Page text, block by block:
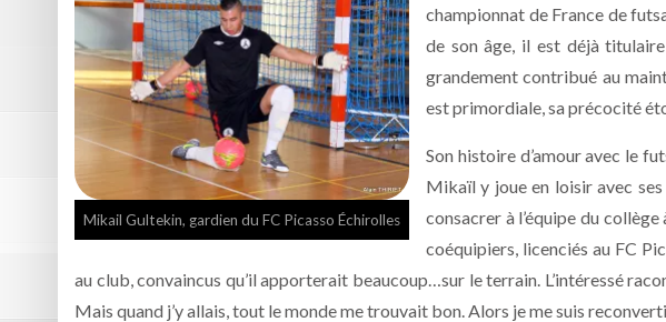
Mikail Gultekin, gardien du FC Picasso Échirolles
championnat de France de
de son âge, il est déjà
grandement contribué au
est primordiale, sa précocité
Son histoire d’amour avec le
Mikaïl y joue en loisir avec ses
consacrer à l’équipe du
coéquipiers, licenciés au FC
au club, convaincus qu’il apporterait beaucoup…sur le terrain. L’intéressé
Mais quand j’y allais, tout le monde me trouvait bon. Alors je me suis